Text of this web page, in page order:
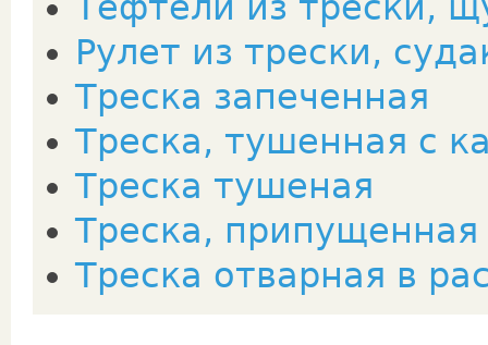
Рулет из трески,
Треска запеченная
Треска, тушенная с
Треска тушеная
Треска,
Треска отварная в